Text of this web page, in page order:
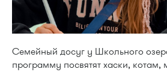
Семейный досуг у Школьного
программу посвятят хаски,